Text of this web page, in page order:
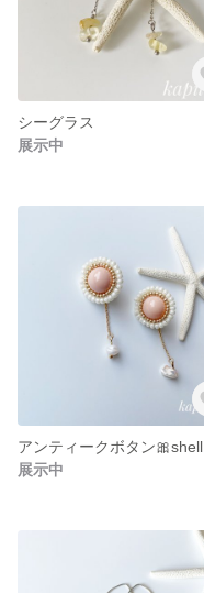
シーグラス
展示中
アンティークボタン🎀shell
展示中